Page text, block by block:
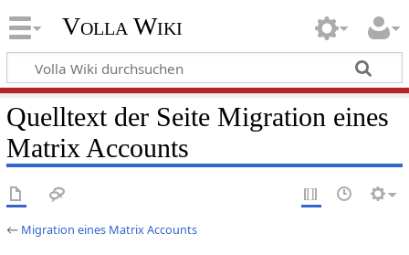
Volla Wiki
Quelltext der Seite Migration eines
Matrix Accounts
← Migration eines Matrix Accounts